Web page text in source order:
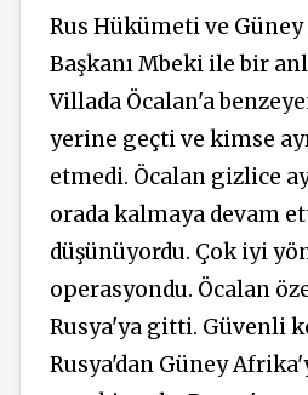
Rus Hükümeti ve
Başkanı Mbeki ile bir
Villada Öcalan'a
yerine geçti ve kimse
etmedi. Öcalan gizlice
orada kalmaya devam
düşünüyordu. Çok iyi
operasyondu. Öcalan
Rusya'ya gitti. Güvenli
Rusya'dan Güney